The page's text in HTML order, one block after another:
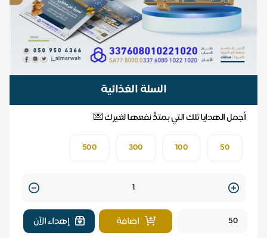
السلة الغذائية
أجمل الهدايا تلك التي بمتدُّ نفعها لغيرك 💌
50
100
300
500
Quantity
اضافة
إهداء الآن